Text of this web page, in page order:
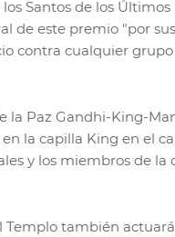
Santos de los Últimos
de este premio "por
contra cualquier grupo
la Paz Gandhi-King-
la capilla King en el
y los miembros de
Templo también